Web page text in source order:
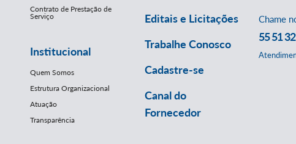
Contrato de Prestação de
Serviço
Institucional
Quem Somos
Estrutura Organizacional
Atuação
Transparência
Editais e Licitações
Trabalhe Conosco
Cadastre-se
Canal do
Fornecedor
Chame
55 51